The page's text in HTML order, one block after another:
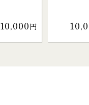
10,000円